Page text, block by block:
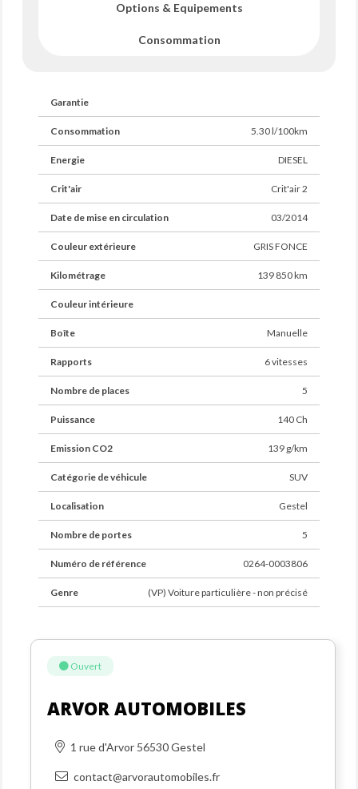
Options & Equipements
Consommation
Garantie
Consommation 5.30 l/100km
Energie DIESEL
Crit'air Crit'air 2
Date de mise en circulation 03/2014
Couleur extérieure GRIS FONCE
Kilométrage 139 850 km
Couleur intérieure
Boîte Manuelle
Rapports 6 vitesses
Nombre de places 5
Puissance 140 Ch
Emission CO2 139 g/km
Catégorie de véhicule SUV
Localisation Gestel
Nombre de portes 5
Numéro de référence 0264-0003806
Genre (VP) Voiture particulière - non précisé
Ouvert
ARVOR AUTOMOBILES
1 rue d'Arvor 56530 Gestel
contact@arvorautomobiles.fr